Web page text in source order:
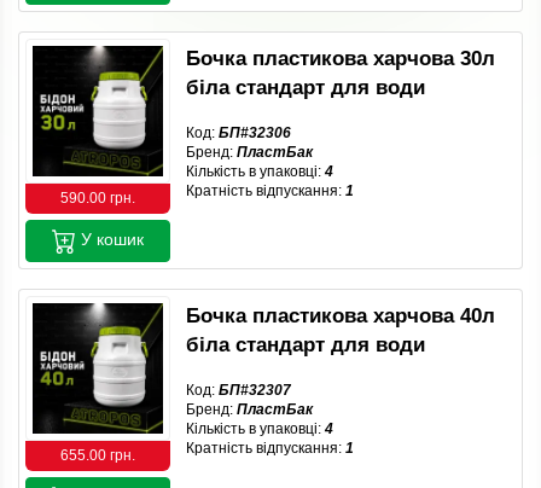
590.00 грн.
Бочка пластикова харчова 30л
біла стандарт для води
Код: БП#32306
Бренд: ПластБак
Кількість в упаковці: 4
Кратність відпускання: 1
У кошик
655.00 грн.
Бочка пластикова харчова 40л
біла стандарт для води
Код: БП#32307
Бренд: ПластБак
Кількість в упаковці: 4
Кратність відпускання: 1